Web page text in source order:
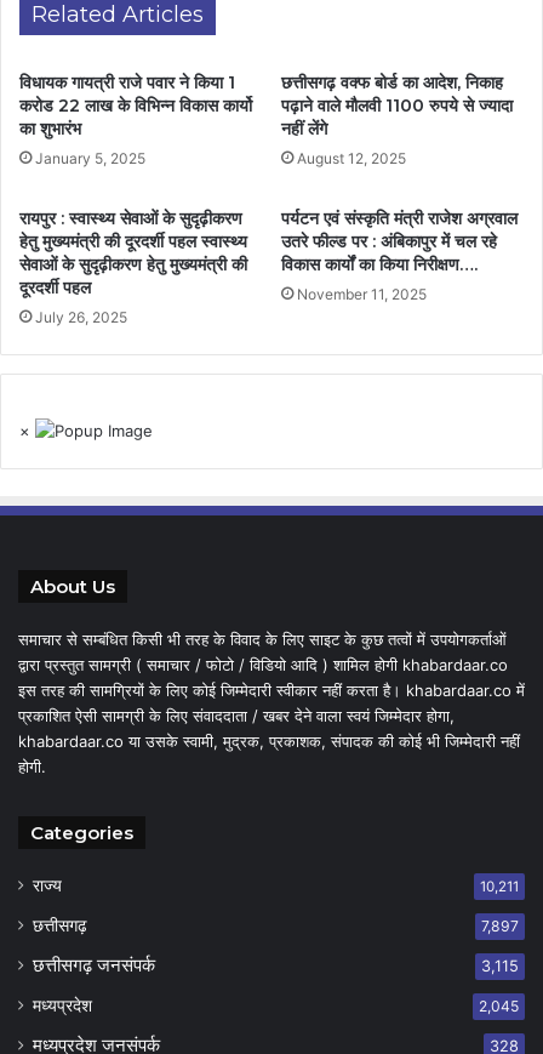
Related Articles
विधायक गायत्री राजे पवार ने किया 1
करोड 22 लाख के विभिन्न विकास कार्यो
का शुभारंभ
January 5, 2025
छत्तीसगढ़ वक्फ बोर्ड का आदेश, निकाह
पढ़ाने वाले मौलवी 1100 रुपये से ज्यादा
नहीं लेंगे
August 12, 2025
रायपुर : स्वास्थ्य सेवाओं के सुदृढ़ीकरण
हेतु मुख्यमंत्री की दूरदर्शी पहल स्वास्थ्य
सेवाओं के सुदृढ़ीकरण हेतु मुख्यमंत्री की
दूरदर्शी पहल
July 26, 2025
पर्यटन एवं संस्कृति मंत्री राजेश अग्रवाल
उतरे फील्ड पर : अंबिकापुर में चल रहे
विकास कार्यों का किया निरीक्षण….
November 11, 2025
×
About Us
समाचार से सम्बंधित किसी भी तरह के विवाद के लिए साइट के कुछ तत्वों में उपयोगकर्ताओं
द्वारा प्रस्तुत सामग्री ( समाचार / फोटो / विडियो आदि ) शामिल होगी khabardaar.co
इस तरह की सामग्रियों के लिए कोई जिम्मेदारी स्वीकार नहीं करता है। khabardaar.co में
प्रकाशित ऐसी सामग्री के लिए संवाददाता / खबर देने वाला स्वयं जिम्मेदार होगा,
khabardaar.co या उसके स्वामी, मुद्रक, प्रकाशक, संपादक की कोई भी जिम्मेदारी नहीं
होगी.
Categories
राज्य 10,211
छत्तीसगढ़ 7,897
छत्तीसगढ़ जनसंपर्क 3,115
मध्यप्रदेश 2,045
मध्यप्रदेश जनसंपर्क 328